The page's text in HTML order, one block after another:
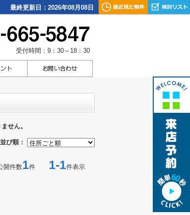
最終更新日：2026年08月08日
受付時間：9：30～18：30
せん。
並び順：
開件数1件 1-1件表示